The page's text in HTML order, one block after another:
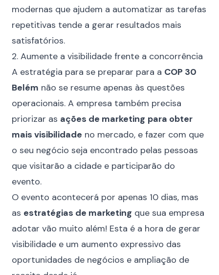
modernas que ajudem a automatizar as tarefas
repetitivas tende a gerar resultados mais
satisfatórios.
2. Aumente a visibilidade frente a concorrência
A estratégia para se preparar para a COP 30
Belém não se resume apenas às questões
operacionais. A empresa também precisa
priorizar as ações de marketing para obter
mais visibilidade no mercado, e fazer com que
o seu negócio seja encontrado pelas pessoas
que visitarão a cidade e participarão do
evento.
O evento acontecerá por apenas 10 dias, mas
as estratégias de marketing que sua empresa
adotar vão muito além! Esta é a hora de gerar
visibilidade e um aumento expressivo das
oportunidades de negócios e ampliação de